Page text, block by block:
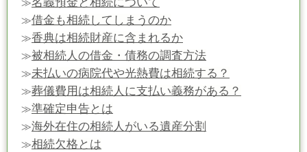
≫名義預金と相続について
≫借金も相続してしまうのか
≫香典は相続財産に含まれるか
≫被相続人の借金・債務の調査方法
≫未払いの病院代や光熱費は相続する？
≫葬儀費用は相続人に支払い義務がある？
≫準確定申告とは
≫海外在住の相続人がいる遺産分割
≫相続欠格とは